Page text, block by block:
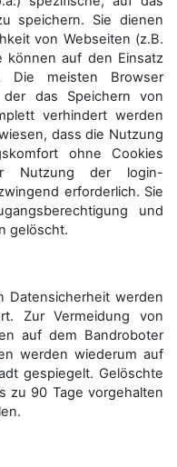
speichern. Sie dienen
von Webseiten (z.B.
können auf den Einsatz
Die meisten Browser
das Speichern von
verhindert werden
dass die Nutzung
ohne Cookies
Nutzung der login-
erforderlich. Sie
und
gelöscht.
Datensicherheit werden
Zur Vermeidung von
auf dem Bandroboter
werden wiederum auf
gespiegelt. Gelöschte
zu 90 Tage vorgehalten